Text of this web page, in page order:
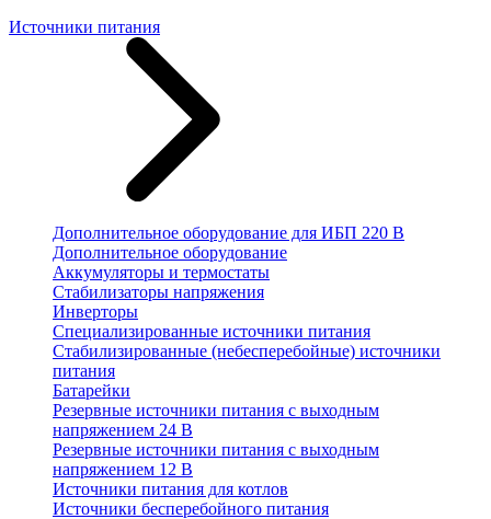
Источники питания
Дополнительное оборудование для ИБП 220 В
Дополнительное оборудование
Аккумуляторы и термостаты
Стабилизаторы напряжения
Инверторы
Специализированные источники питания
Стабилизированные (небесперебойные) источники
питания
Батарейки
Резервные источники питания с выходным
напряжением 24 В
Резервные источники питания с выходным
напряжением 12 В
Источники питания для котлов
Источники бесперебойного питания